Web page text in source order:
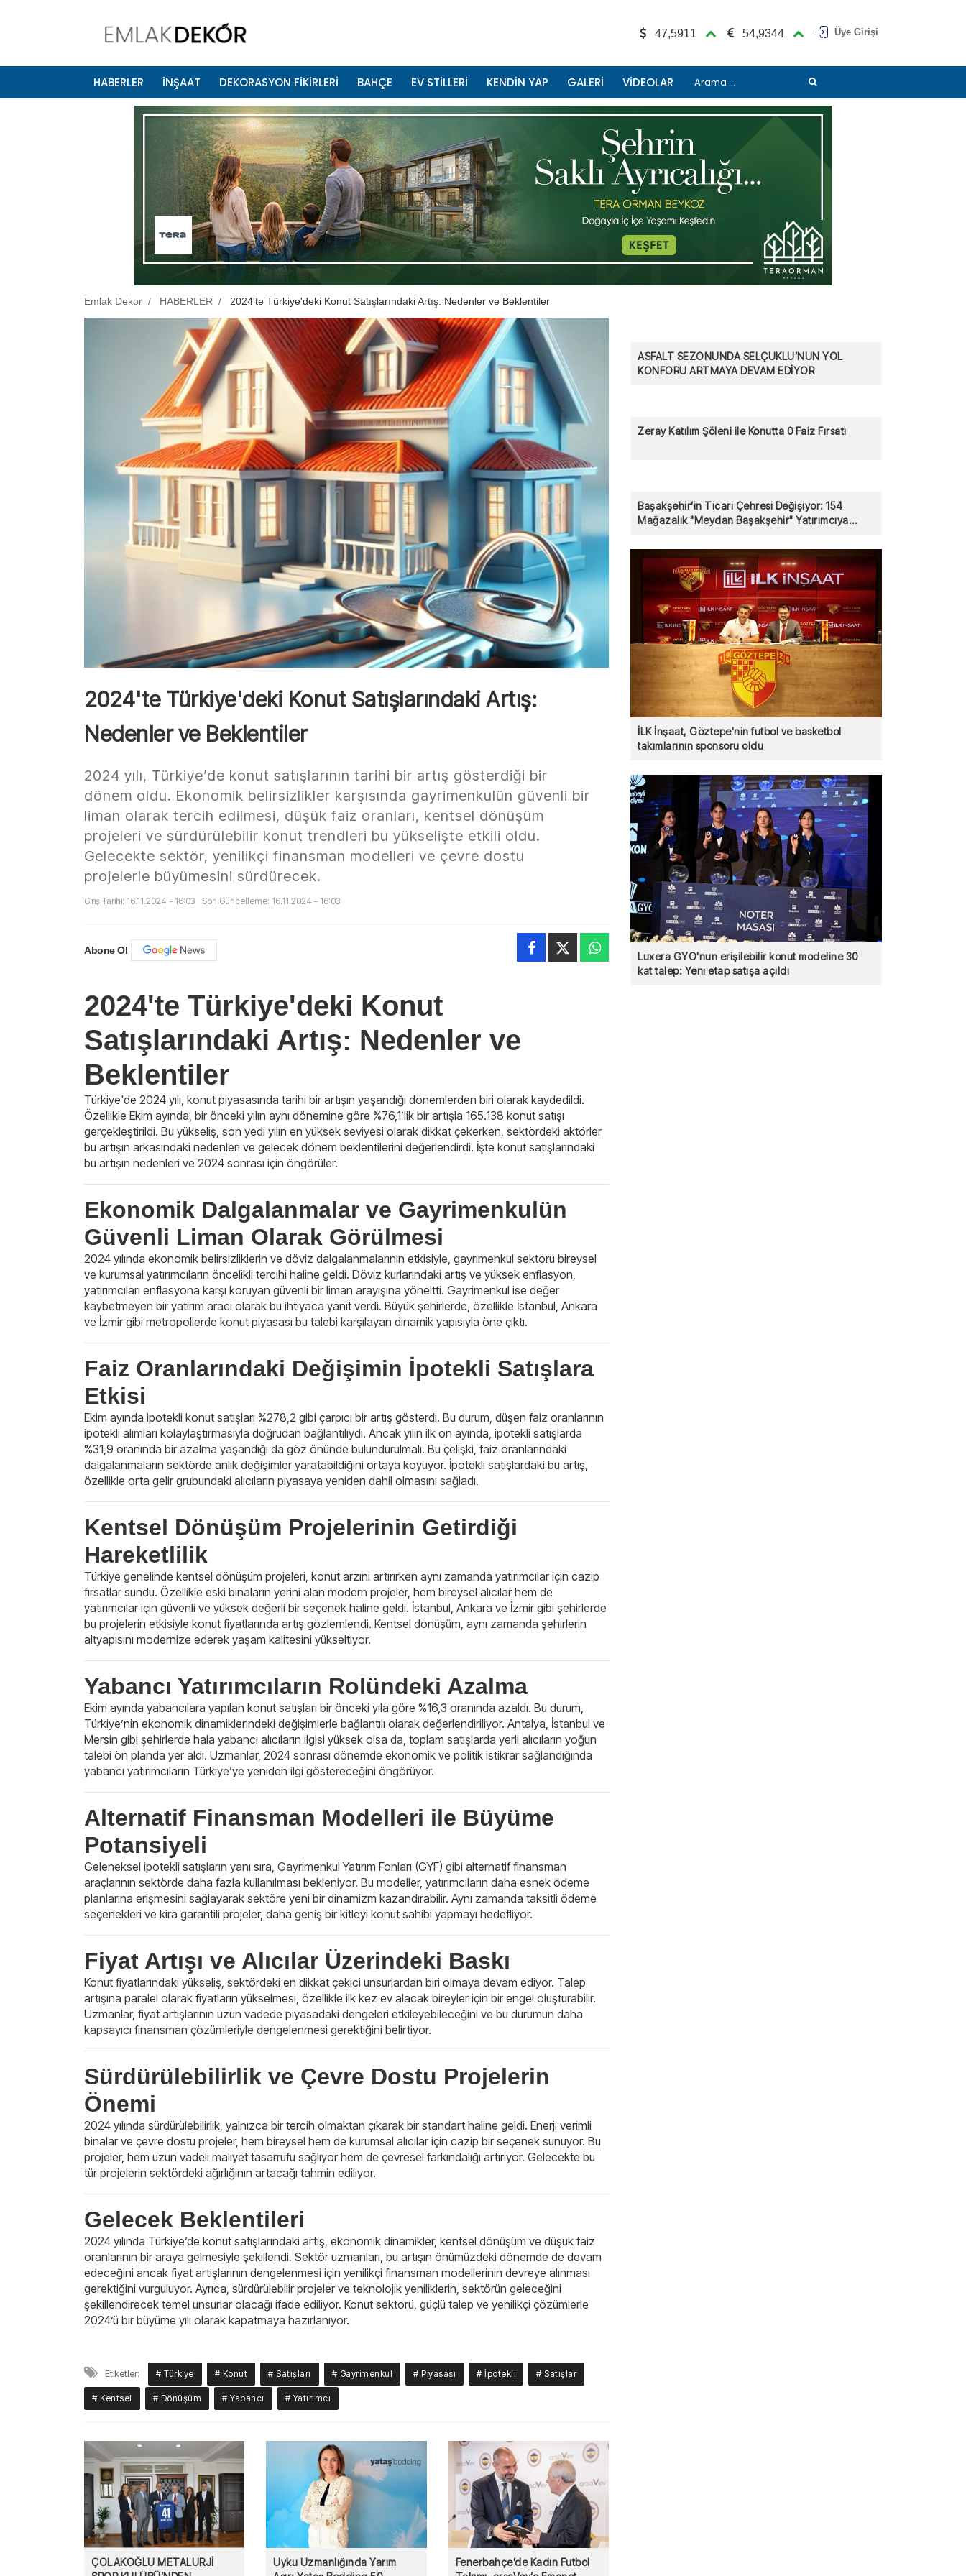
47,5911 54,9344 Üye Girişi
HABERLER İNŞAAT DEKORASYON FİKİRLERİ BAHÇE EV STİLLERİ KENDİN YAP GALERİ VİDEOLAR
Emlak Dekor HABERLER 2024'te Türkiye'deki Konut Satışlarındaki Artış: Nedenler ve Beklentiler
2024'te Türkiye'deki Konut Satışlarındaki Artış:
Nedenler ve Beklentiler
2024 yılı, Türkiye’de konut satışlarının tarihi bir artış gösterdiği bir
dönem oldu. Ekonomik belirsizlikler karşısında gayrimenkulün güvenli bir
liman olarak tercih edilmesi, düşük faiz oranları, kentsel dönüşüm
projeleri ve sürdürülebilir konut trendleri bu yükselişte etkili oldu.
Gelecekte sektör, yenilikçi finansman modelleri ve çevre dostu
projelerle büyümesini sürdürecek.
Giriş Tarihi: 16.11.2024 - 16:03 Son Güncelleme: 16.11.2024 - 16:03
Abone Ol
2024'te Türkiye'deki Konut
Satışlarındaki Artış: Nedenler ve
Beklentiler
Türkiye'de 2024 yılı, konut piyasasında tarihi bir artışın yaşandığı dönemlerden biri olarak kaydedildi.
Özellikle Ekim ayında, bir önceki yılın aynı dönemine göre %76,1’lik bir artışla 165.138 konut satışı
gerçekleştirildi. Bu yükseliş, son yedi yılın en yüksek seviyesi olarak dikkat çekerken, sektördeki aktörler
bu artışın arkasındaki nedenleri ve gelecek dönem beklentilerini değerlendirdi. İşte konut satışlarındaki
bu artışın nedenleri ve 2024 sonrası için öngörüler.
Ekonomik Dalgalanmalar ve Gayrimenkulün
Güvenli Liman Olarak Görülmesi
2024 yılında ekonomik belirsizliklerin ve döviz dalgalanmalarının etkisiyle, gayrimenkul sektörü bireysel
ve kurumsal yatırımcıların öncelikli tercihi haline geldi. Döviz kurlarındaki artış ve yüksek enflasyon,
yatırımcıları enflasyona karşı koruyan güvenli bir liman arayışına yöneltti. Gayrimenkul ise değer
kaybetmeyen bir yatırım aracı olarak bu ihtiyaca yanıt verdi. Büyük şehirlerde, özellikle İstanbul, Ankara
ve İzmir gibi metropollerde konut piyasası bu talebi karşılayan dinamik yapısıyla öne çıktı.
Faiz Oranlarındaki Değişimin İpotekli Satışlara
Etkisi
Ekim ayında ipotekli konut satışları %278,2 gibi çarpıcı bir artış gösterdi. Bu durum, düşen faiz oranlarının
ipotekli alımları kolaylaştırmasıyla doğrudan bağlantılıydı. Ancak yılın ilk on ayında, ipotekli satışlarda
%31,9 oranında bir azalma yaşandığı da göz önünde bulundurulmalı. Bu çelişki, faiz oranlarındaki
dalgalanmaların sektörde anlık değişimler yaratabildiğini ortaya koyuyor. İpotekli satışlardaki bu artış,
özellikle orta gelir grubundaki alıcıların piyasaya yeniden dahil olmasını sağladı.
Kentsel Dönüşüm Projelerinin Getirdiği
Hareketlilik
Türkiye genelinde kentsel dönüşüm projeleri, konut arzını artırırken aynı zamanda yatırımcılar için cazip
fırsatlar sundu. Özellikle eski binaların yerini alan modern projeler, hem bireysel alıcılar hem de
yatırımcılar için güvenli ve yüksek değerli bir seçenek haline geldi. İstanbul, Ankara ve İzmir gibi şehirlerde
bu projelerin etkisiyle konut fiyatlarında artış gözlemlendi. Kentsel dönüşüm, aynı zamanda şehirlerin
altyapısını modernize ederek yaşam kalitesini yükseltiyor.
Yabancı Yatırımcıların Rolündeki Azalma
Ekim ayında yabancılara yapılan konut satışları bir önceki yıla göre %16,3 oranında azaldı. Bu durum,
Türkiye’nin ekonomik dinamiklerindeki değişimlerle bağlantılı olarak değerlendiriliyor. Antalya, İstanbul ve
Mersin gibi şehirlerde hala yabancı alıcıların ilgisi yüksek olsa da, toplam satışlarda yerli alıcıların yoğun
talebi ön planda yer aldı. Uzmanlar, 2024 sonrası dönemde ekonomik ve politik istikrar sağlandığında
yabancı yatırımcıların Türkiye’ye yeniden ilgi göstereceğini öngörüyor.
Alternatif Finansman Modelleri ile Büyüme
Potansiyeli
Geleneksel ipotekli satışların yanı sıra, Gayrimenkul Yatırım Fonları (GYF) gibi alternatif finansman
araçlarının sektörde daha fazla kullanılması bekleniyor. Bu modeller, yatırımcıların daha esnek ödeme
planlarına erişmesini sağlayarak sektöre yeni bir dinamizm kazandırabilir. Aynı zamanda taksitli ödeme
seçenekleri ve kira garantili projeler, daha geniş bir kitleyi konut sahibi yapmayı hedefliyor.
Fiyat Artışı ve Alıcılar Üzerindeki Baskı
Konut fiyatlarındaki yükseliş, sektördeki en dikkat çekici unsurlardan biri olmaya devam ediyor. Talep
artışına paralel olarak fiyatların yükselmesi, özellikle ilk kez ev alacak bireyler için bir engel oluşturabilir.
Uzmanlar, fiyat artışlarının uzun vadede piyasadaki dengeleri etkileyebileceğini ve bu durumun daha
kapsayıcı finansman çözümleriyle dengelenmesi gerektiğini belirtiyor.
Sürdürülebilirlik ve Çevre Dostu Projelerin
Önemi
2024 yılında sürdürülebilirlik, yalnızca bir tercih olmaktan çıkarak bir standart haline geldi. Enerji verimli
binalar ve çevre dostu projeler, hem bireysel hem de kurumsal alıcılar için cazip bir seçenek sunuyor. Bu
projeler, hem uzun vadeli maliyet tasarrufu sağlıyor hem de çevresel farkındalığı artırıyor. Gelecekte bu
tür projelerin sektördeki ağırlığının artacağı tahmin ediliyor.
Gelecek Beklentileri
2024 yılında Türkiye’de konut satışlarındaki artış, ekonomik dinamikler, kentsel dönüşüm ve düşük faiz
oranlarının bir araya gelmesiyle şekillendi. Sektör uzmanları, bu artışın önümüzdeki dönemde de devam
edeceğini ancak fiyat artışlarının dengelenmesi için yenilikçi finansman modellerinin devreye alınması
gerektiğini vurguluyor. Ayrıca, sürdürülebilir projeler ve teknolojik yeniliklerin, sektörün geleceğini
şekillendirecek temel unsurlar olacağı ifade ediliyor. Konut sektörü, güçlü talep ve yenilikçi çözümlerle
2024’ü bir büyüme yılı olarak kapatmaya hazırlanıyor.
Etiketler: # Türkiye # Konut # Satışları # Gayrimenkul # Piyasası # İpotekli # Satışlar
# Kentsel # Dönüşüm # Yabancı # Yatırımcı
ÇOLAKOĞLU METALURJİ
Uyku Uzmanlığında Yarım
Fenerbahçe’de Kadın Futbol
ASFALT SEZONUNDA SELÇUKLU’NUN YOL
KONFORU ARTMAYA DEVAM EDİYOR
Zeray Katılım Şöleni ile Konutta 0 Faiz Fırsatı
Başakşehir’in Ticari Çehresi Değişiyor: 154
Mağazalık "Meydan Başakşehir" Yatırımcıya
İLK İnşaat, Göztepe'nin futbol ve basketbol
takımlarının sponsoru oldu
Luxera GYO'nun erişilebilir konut modeline 30
kat talep: Yeni etap satışa açıldı